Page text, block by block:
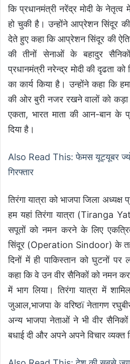
कि प्रधानमंत्री नरेंद्र मोदी के
हो चुकी है। उन्होंने आप्रेशन सिंदूर
देते हुए कहा कि आप्रेशन सिंदूर की
की तीनों सेनाओं के बहादुर
प्रधानमंत्री नरेन्द्र मोदी की दृढता
का कार्य किया है। उन्होंने कहा कि
की ओर बुरी नजर रखने वालों को
एकता, भारत माता की आन-बान के
दिया है।
Also Read This: फेमस यूट्यूबर
गिरफ्तार
तिरंगा यात्रा को भाजपा जिला
हम यहां तिरंगा यात्रा (Tiranga
सपूतों को नमन करने के लिए
सिंदूर (Operation Sindoor) के
दिनों में ही पाकिस्तान को घुटनों पर
कहा कि वे उन वीर सैनिकों को नमन
में भाग लिया। तिरंगा यात्रा में
जुआल,भाजपा के वरिष्ठï नेतागण
अन्य भाजपा नेताओं ने भी वीर
बधाई दी और अपने अपने विचार व्यक्त